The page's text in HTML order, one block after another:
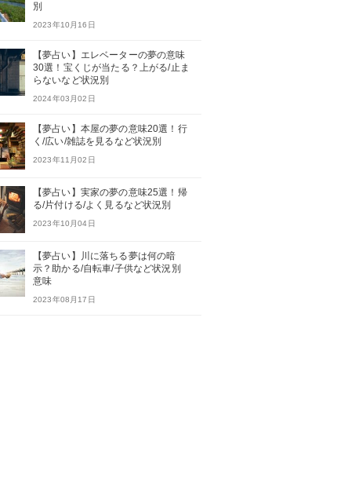
別
2023年10月16日
【夢占い】エレベーターの夢の意味
30選！宝くじが当たる？上がる/止ま
らないなど状況別
2024年03月02日
【夢占い】本屋の夢の意味20選！行
く/広い/雑誌を見るなど状況別
2023年11月02日
【夢占い】実家の夢の意味25選！帰
る/片付ける/よく見るなど状況別
2023年10月04日
【夢占い】川に落ちる夢は何の暗
示？助かる/自転車/子供など状況別
意味
2023年08月17日